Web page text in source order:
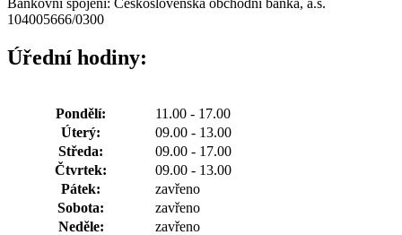
Bankovní spojení: Československá obchodní banka, a.s.
104005666/0300
Úřední hodiny:
Pondělí:
11.00 - 17.00
Úterý:
09.00 - 13.00
Středa:
09.00 - 17.00
Čtvrtek:
09.00 - 13.00
Pátek:
zavřeno
Sobota:
zavřeno
Neděle:
zavřeno